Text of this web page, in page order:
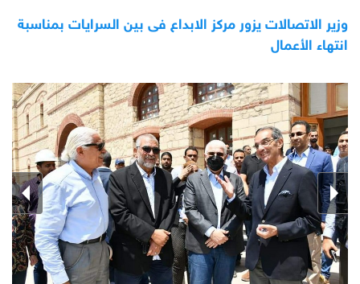
وزير الاتصالات يزور مركز الابداع فى بين السرايات بمناسبة
انتهاء الأعمال ‎‎